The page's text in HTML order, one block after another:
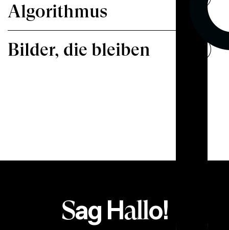
Algorithmus
Bilder, die bleiben
Sag Hallo!